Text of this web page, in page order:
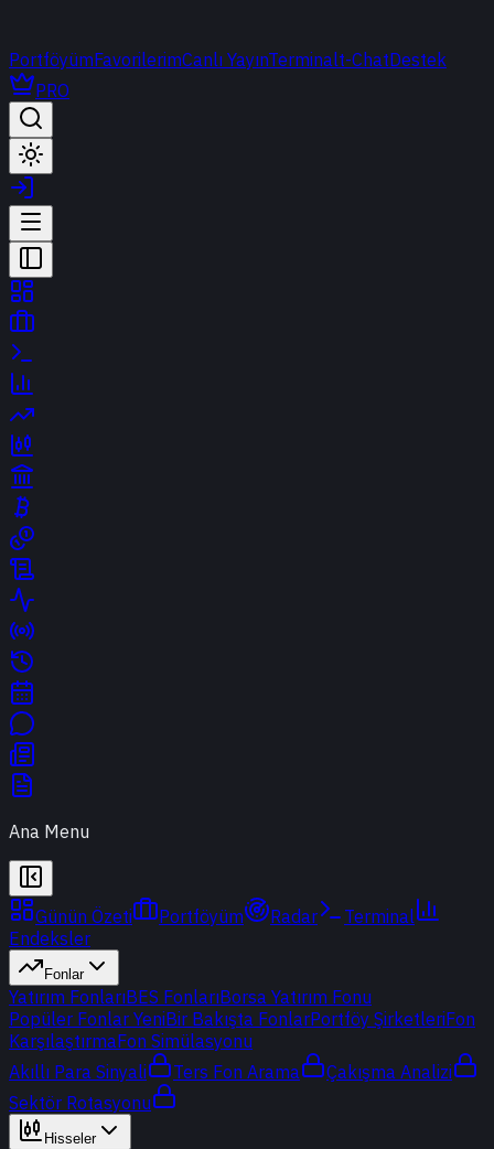
PortföyümFavorilerimCanlı YayınTerminalt-ChatDestek
PRO
Ana Menu
Günün Özeti Portföyüm Radar
Terminal
Endeksler
Fonlar
Yatırım FonlarıBES FonlarıBorsa Yatırım Fonu
Popüler Fonlar YeniBir Bakışta FonlarPortföy ŞirketleriFon
KarşılaştırmaFon Simülasyonu
Akıllı Para Sinyali
Ters Fon Arama
Çakışma Analizi
Sektör Rotasyonu
Hisseler